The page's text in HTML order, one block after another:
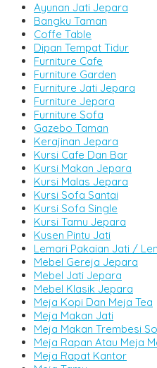
Ayunan Jati Jepara
Bangku Taman
Coffe Table
Dipan Tempat Tidur
Furniture Cafe
Furniture Garden
Furniture Jati Jepara
Furniture Jepara
Furniture Sofa
Gazebo Taman
Kerajinan Jepara
Kursi Cafe Dan Bar
Kursi Makan Jepara
Kursi Malas Jepara
Kursi Sofa Santai
Kursi Sofa Single
Kursi Tamu Jepara
Kusen Pintu Jati
Lemari Pakaian Jati /
Mebel Gereja Jepara
Mebel Jati Jepara
Mebel Klasik Jepara
Meja Kopi Dan Meja Tea
Meja Makan Jati
Meja Makan Trembesi
Meja Rapan Atau Meja
Meja Rapat Kantor